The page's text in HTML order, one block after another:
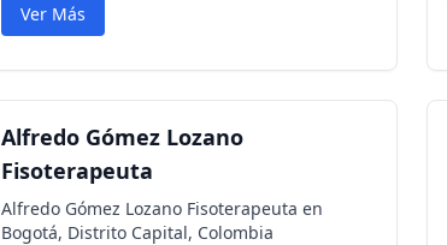
Ver Más
Alfredo Gómez Lozano
Fisoterapeuta
Alfredo Gómez Lozano Fisoterapeuta en
Bogotá, Distrito Capital, Colombia